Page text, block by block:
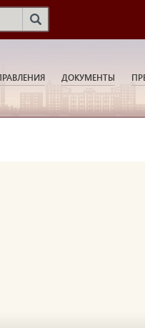
ДОКУМЕНТЫ